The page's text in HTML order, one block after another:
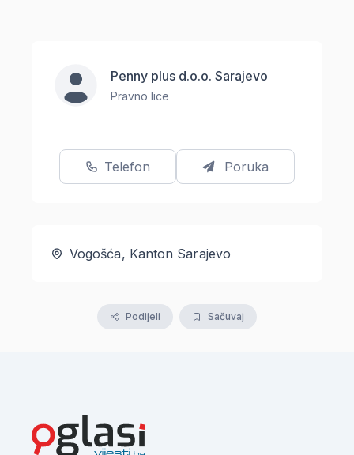
Penny plus d.o.o. Sarajevo
Pravno lice
Telefon Poruka
Vogošća, Kanton Sarajevo
Podijeli Sačuvaj